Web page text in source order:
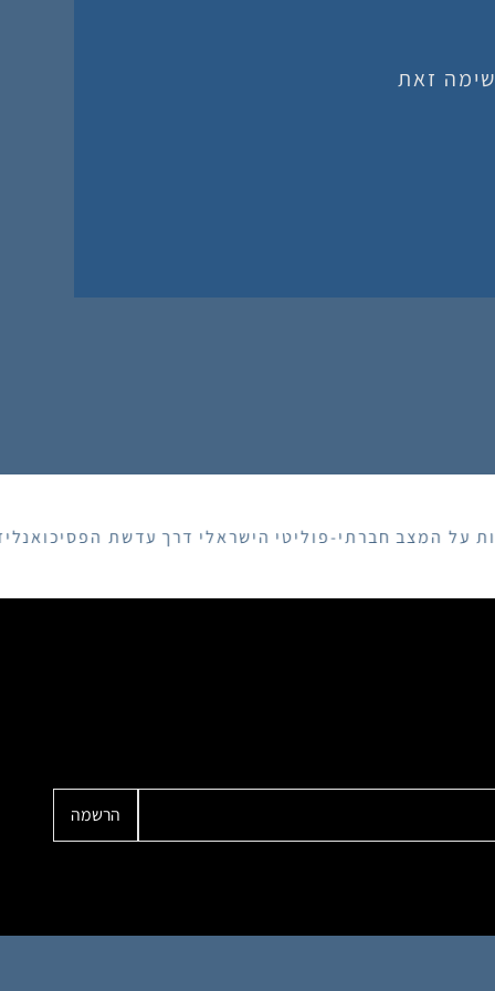
זאת
חברתי-פוליטי הישראלי דרך עדשת הפסיכואנליזה